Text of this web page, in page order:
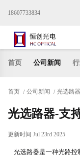
18607733834
首页 公司新闻
首页 / 公司新闻 / 光选路
光选路器-支
更新时间 Jul 23rd 2025
光选路器是一种光路控